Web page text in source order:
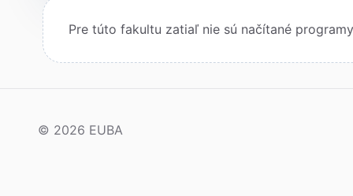
Pre túto fakultu zatiaľ nie sú načítané
© 2026 EUBA